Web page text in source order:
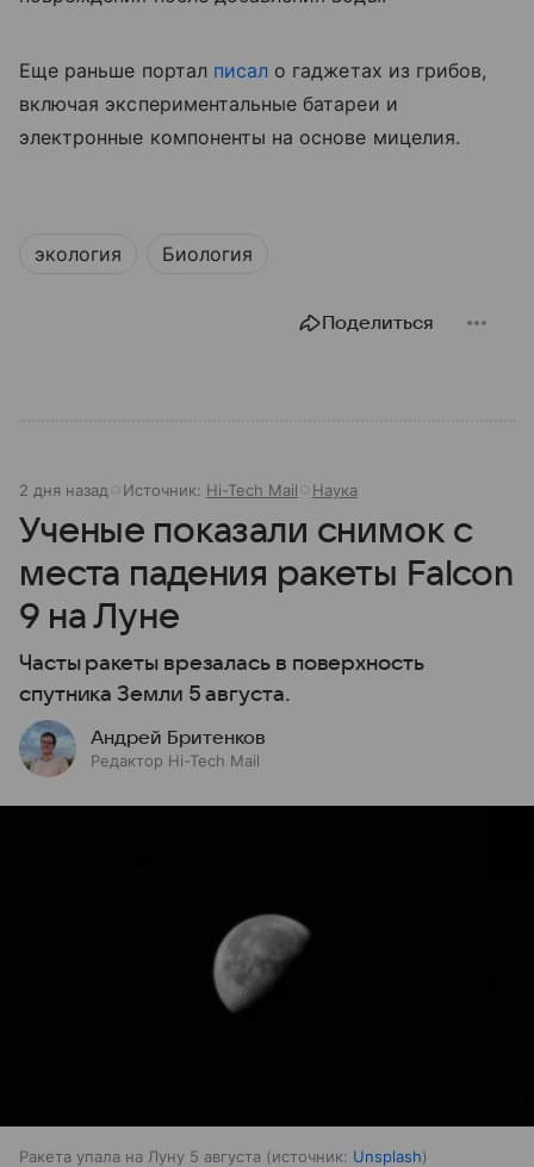
Еще раньше портал писал о гаджетах из грибов,
включая экспериментальные батареи и
электронные компоненты на основе мицелия.
экология Биология
Поделиться
2 дня назад Источник: Hi-Tech Mail Наука
Ученые показали снимок с
места падения ракеты Falcon
9 на Луне
Часты ракеты врезалась в поверхность
спутника Земли 5 августа.
Андрей Бритенков
Редактор Hi-Tech Mail
Ракета упала на Луну 5 августа источник: Unsplash